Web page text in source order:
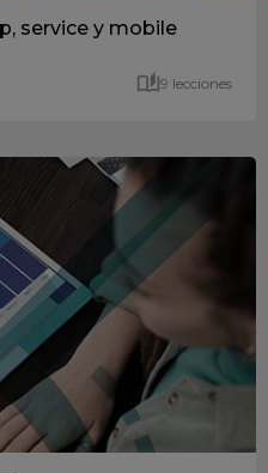
service y mobile
9 lecciones